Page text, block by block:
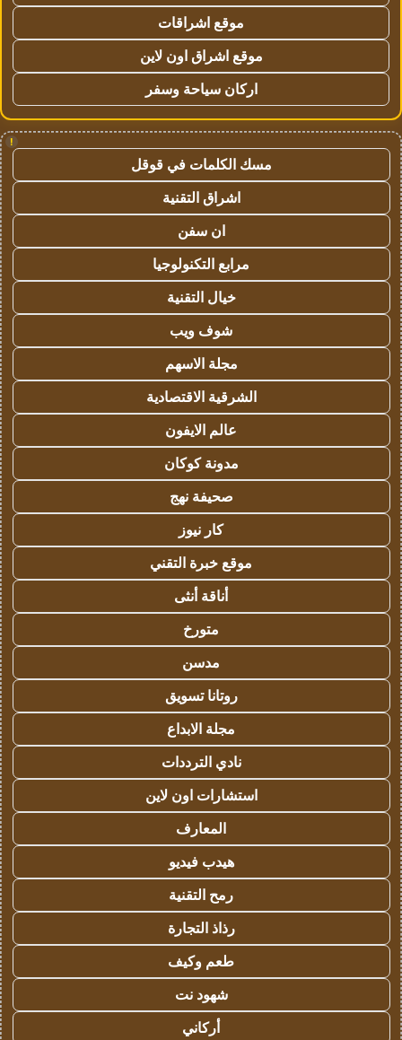
موقع اشراقات
موقع اشراق اون لاين
اركان سياحة وسفر
!
مسك الكلمات في قوقل
اشراق التقنية
ان سفن
مرابع التكنولوجيا
خيال التقنية
شوف ويب
مجلة الاسهم
الشرقية الاقتصادية
عالم الايفون
مدونة كوكان
صحيفة نهج
كار نيوز
موقع خبرة التقني
أناقة أنثى
متورخ
مدسن
روتانا تسويق
مجلة الابداع
نادي الترددات
استشارات اون لاين
المعارف
هيدب فيديو
رمح التقنية
رذاذ التجارة
طعم وكيف
شهود نت
أركاني